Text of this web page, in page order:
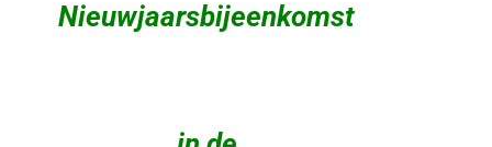
Nieuwjaarsbijeenkomst